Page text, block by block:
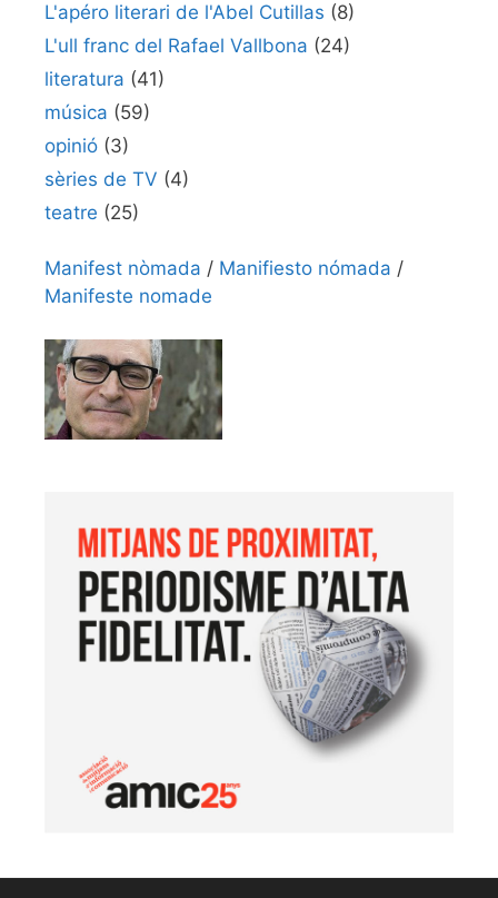
L'apéro literari de l'Abel Cutillas (8)
L'ull franc del Rafael Vallbona (24)
literatura (41)
música (59)
opinió (3)
sèries de TV (4)
teatre (25)
Manifest nòmada / Manifiesto nómada /
Manifeste nomade